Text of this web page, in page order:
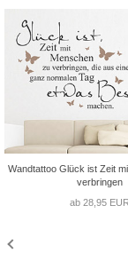
Wandtattoo Glück ist Zeit
verbringen
ab 28,95 EUR